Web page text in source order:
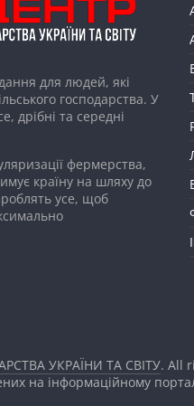
для людей, які
господарства. У
дрібні та середні
фермерства,
країну на шляху до
усе, щоб
УКРАЇНИ ТА СВІТУ. All
на інформаційному